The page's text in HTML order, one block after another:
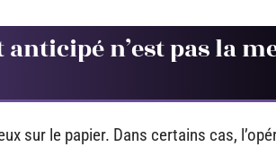
n’est pas la
sur le papier. Dans certains cas,